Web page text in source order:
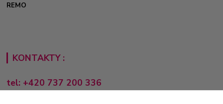
REMO
KONTAKTY :
tel: +420 737 200 336
Pondělí-Pátek: 8 - 17 hodin